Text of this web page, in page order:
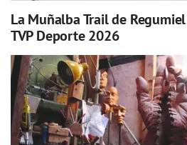
La Muñalba Trail de
TVP Deporte 2026